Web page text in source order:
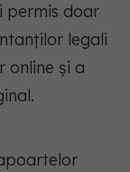
permis doar
legali
online și a